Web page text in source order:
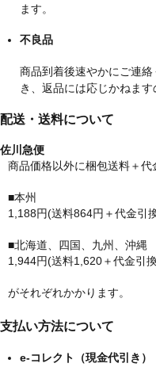
ます。
不良品
商品到着後速やかにご連
き、返品には応じかねます
配送・送料について
佐川急便
商品価格以外に梱包送料＋
■本州
1,188円(送料864円＋代金引
■北海道、四国、九州、沖縄
1,944円(送料1,620＋代金引
がそれぞれかかります。
支払い方法について
e-コレクト（現金代引き）